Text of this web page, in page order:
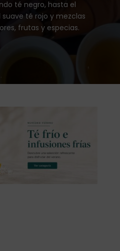
té negro, hasta el
té rojo y mezclas
frutas y especias.